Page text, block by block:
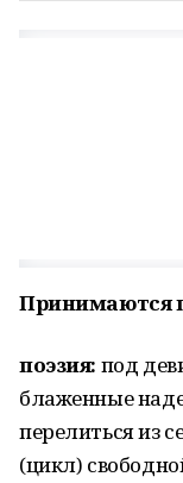
Принимаются
поэзия: под
блаженные
перелиться из
(цикл)